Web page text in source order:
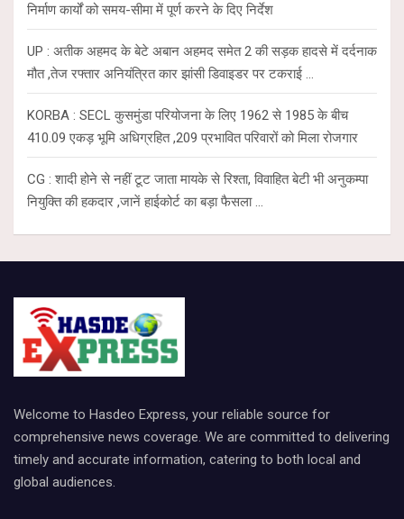
निर्माण कार्यों को समय-सीमा में पूर्ण करने के दिए निर्देश
UP : अतीक अहमद के बेटे अबान अहमद समेत 2 की सड़क हादसे में दर्दनाक
मौत ,तेज रफ्तार अनियंत्रित कार झांसी डिवाइडर पर टकराई …
KORBA : SECL कुसमुंडा परियोजना के लिए 1962 से 1985 के बीच
410.09 एकड़ भूमि अधिग्रहित ,209 प्रभावित परिवारों को मिला रोजगार
CG : शादी होने से नहीं टूट जाता मायके से रिश्ता, विवाहित बेटी भी अनुकम्पा
नियुक्ति की हकदार ,जानें हाईकोर्ट का बड़ा फैसला …
Welcome to Hasdeo Express, your reliable source for
comprehensive news coverage. We are committed to delivering
timely and accurate information, catering to both local and
global audiences.